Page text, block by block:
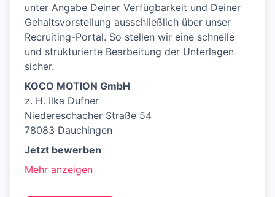
unter Angabe Deiner Verfügbarkeit und Deiner
Gehaltsvorstellung ausschließlich über unser
Recruiting-Portal. So stellen wir eine schnelle
und strukturierte Bearbeitung der Unterlagen
sicher.
KOCO MOTION GmbH
z. H. Ilka Dufner
Niedereschacher Straße 54
78083 Dauchingen
Jetzt bewerben
Mehr anzeigen